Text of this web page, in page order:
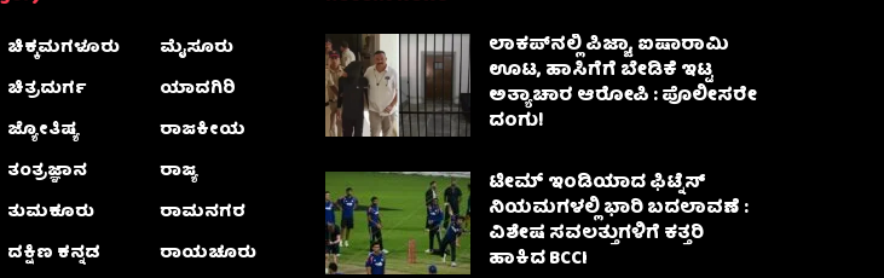
ಚಿಕ್ಕಮಗಳೂರು
ಚಿತ್ರದುರ್ಗ
ಜ್ಯೋತಿಷ್ಯ
ತಂತ್ರಜ್ಞಾನ
ತುಮಕೂರು
ದಕ್ಷಿಣ ಕನ್ನಡ
ಮೈಸೂರು
ಯಾದಗಿರಿ
ರಾಜಕೀಯ
ರಾಜ್ಯ
ರಾಮನಗರ
ರಾಯಚೂರು
ಲಾಕಪ್‌ನಲ್ಲಿ ಪಿಜ್ಜಾ, ಐಷಾರಾಮಿ
ಊಟ, ಹಾಸಿಗೆಗೆ ಬೇಡಿಕೆ ಇಟ್ಟ
ಅತ್ಯಾಚಾರ ಆರೋಪಿ : ಪೊಲೀಸರೇ
ದಂಗು!
ಟೀಮ್ ಇಂಡಿಯಾದ ಫಿಟ್ನೆಸ್
ನಿಯಮಗಳಲ್ಲಿ ಭಾರಿ ಬದಲಾವಣೆ :
ವಿಶೇಷ ಸವಲತ್ತುಗಳಿಗೆ ಕತ್ತರಿ
ಹಾಕಿದ BCCI